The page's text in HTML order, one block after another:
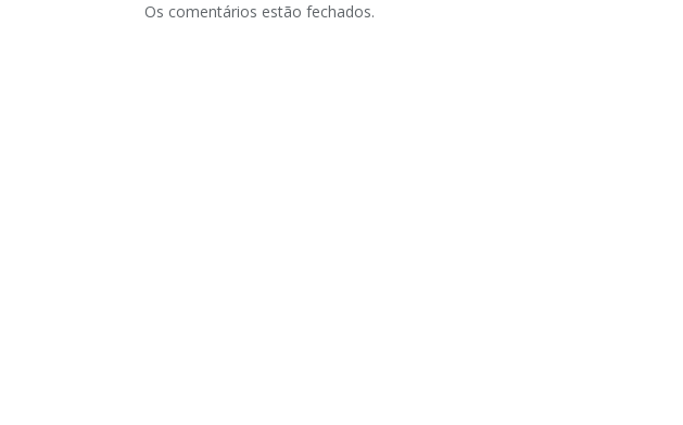
Os comentários estão fechados.